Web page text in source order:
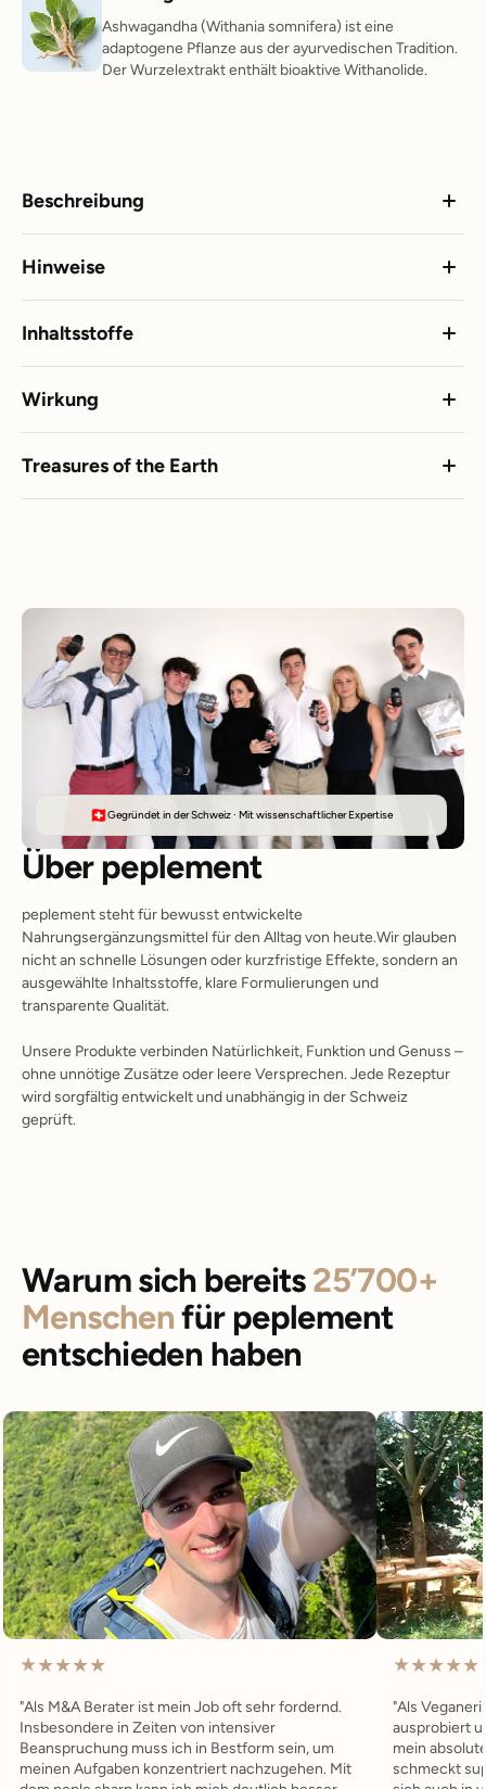
Ashwagandha (Withania somnifera) ist eine
adaptogene Pflanze aus der ayurvedischen Tradition.
Der Wurzelextrakt enthält bioaktive Withanolide.
Beschreibung
Hinweise
Inhaltsstoffe
Wirkung
Treasures of the Earth
Über peplement
peplement steht für bewusst entwickelte
Nahrungsergänzungsmittel für den Alltag von heute.Wir glauben
nicht an schnelle Lösungen oder kurzfristige Effekte, sondern an
ausgewählte Inhaltsstoffe, klare Formulierungen und
transparente Qualität.
Unsere Produkte verbinden Natürlichkeit, Funktion und Genuss –
ohne unnötige Zusätze oder leere Versprechen. Jede Rezeptur
wird sorgfältig entwickelt und unabhängig in der Schweiz
geprüft.
Gegründet in der Schweiz · Mit wissenschaftlicher Expertise
Warum sich bereits25’700+
Menschenfür peplement
entschieden haben
★★★★★
"Als M&A Berater ist mein Job oft sehr fordernd.
Insbesondere in Zeiten von intensiver
Beanspruchung muss ich in Bestform sein, um
meinen Aufgaben konzentriert nachzugehen. Mit
★★★★★
"Als
ausprobiert
mein
schmeckt